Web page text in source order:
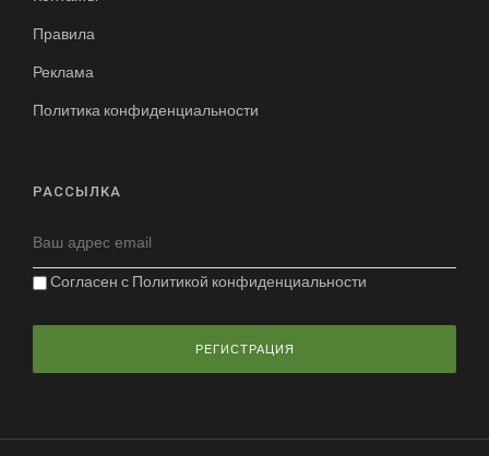
Правила
Реклама
Политика конфиденциальности
РАССЫЛКА
Согласен с Политикой конфиденциальности